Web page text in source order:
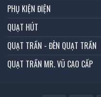
PHỤ KIỆN ĐIỆN
QUẠT HÚT
QUẠT TRẦN - ĐÈN QUẠT TRẦN
QUẠT TRẦN MR. VŨ CAO CẤP